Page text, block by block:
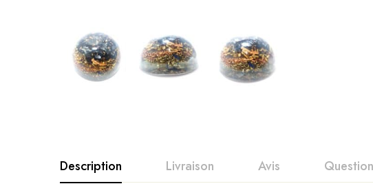
Description Livraison Avis